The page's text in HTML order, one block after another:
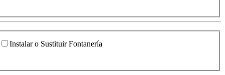
Instalar o Sustituir Fontanería